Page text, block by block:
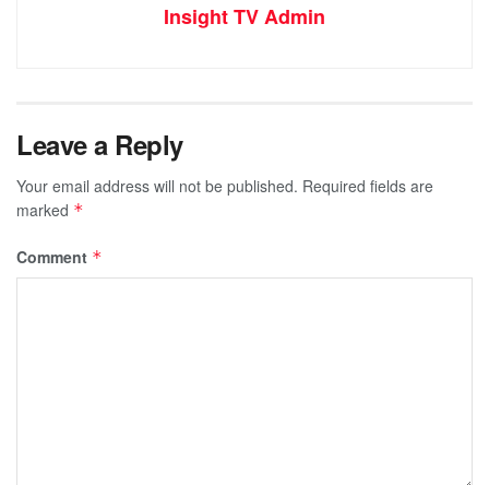
Insight TV Admin
Leave a Reply
Your email address will not be published. Required fields are
marked *
Comment *